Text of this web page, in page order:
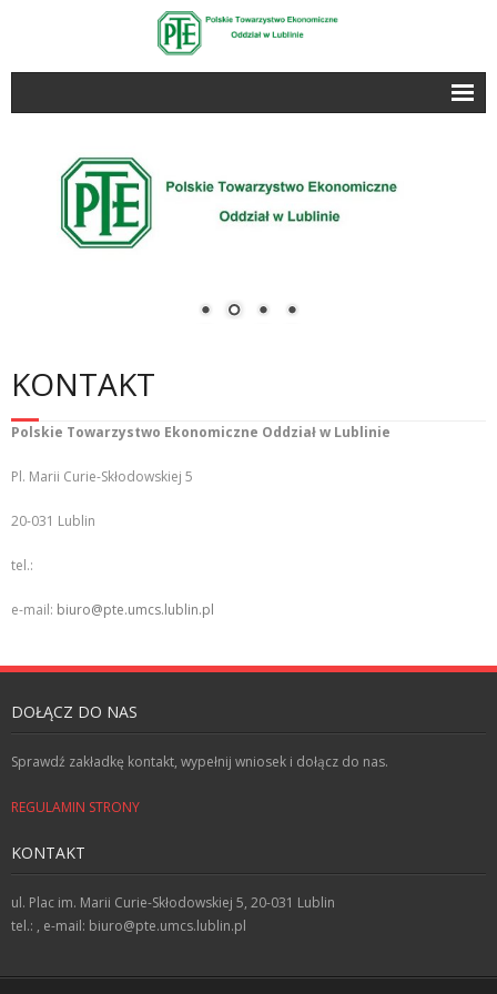
- O Nas
- Archiwum wydarzeń
- Zostań członkiem PTE
- Warsztaty i szkolenia
- Seminaria naukowe
Olimpiada Wiedzy Ekonomicznej
Kontakt
KONTAKT
Polskie Towarzystwo Ekonomiczne Oddział w Lublinie
Pl. Marii Curie-Skłodowskiej 5
20-031 Lublin
tel.:
e-mail: biuro@pte.umcs.lublin.pl
DOŁĄCZ DO NAS
Sprawdź zakładkę kontakt, wypełnij wniosek i dołącz do nas.
REGULAMIN STRONY
KONTAKT
ul. Plac im. Marii Curie-Skłodowskiej 5, 20-031 Lublin
tel.: , e-mail: biuro@pte.umcs.lublin.pl